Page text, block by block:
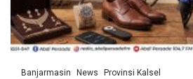
Banjarmasin News Provinsi Kalsel